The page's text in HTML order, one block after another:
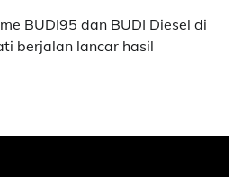
BUDI95 dan BUDI Diesel di
berjalan lancar hasil